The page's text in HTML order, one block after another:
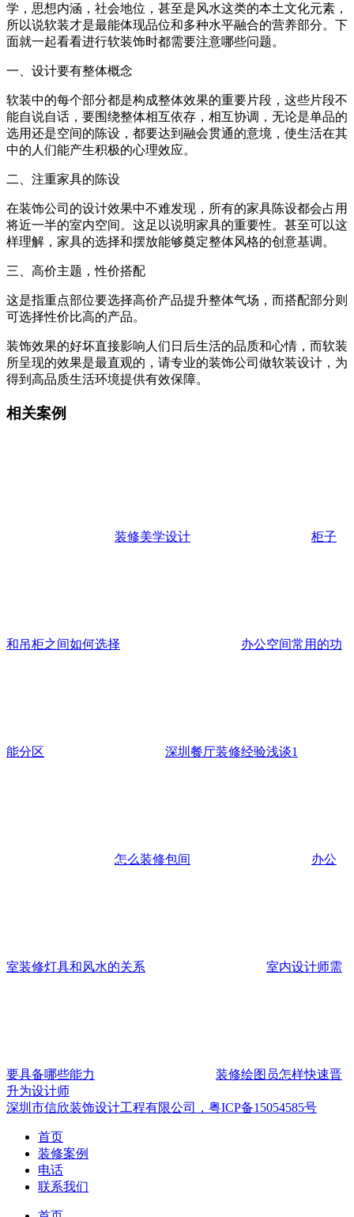
学，思想内涵，社会地位，甚至是风水这类的本土文化元素，
所以说软装才是最能体现品位和多种水平融合的营养部分。下
面就一起看看进行软装饰时都需要注意哪些问题。
一、设计要有整体概念
软装中的每个部分都是构成整体效果的重要片段，这些片段不
能自说自话，要围绕整体相互依存，相互协调，无论是单品的
选用还是空间的陈设，都要达到融会贯通的意境，使生活在其
中的人们能产生积极的心理效应。
二、注重家具的陈设
在装饰公司的设计效果中不难发现，所有的家具陈设都会占用
将近一半的室内空间。这足以说明家具的重要性。甚至可以这
样理解，家具的选择和摆放能够奠定整体风格的创意基调。
三、高价主题，性价搭配
这是指重点部位要选择高价产品提升整体气场，而搭配部分则
可选择性价比高的产品。
装饰效果的好坏直接影响人们日后生活的品质和心情，而软装
所呈现的效果是最直观的，请专业的装饰公司做软装设计，为
得到高品质生活环境提供有效保障。
相关案例
装修美学设计 柜子
和吊柜之间如何选择 办公空间常用的功
能分区 深圳餐厅装修经验浅谈1
怎么装修包间 办公
室装修灯具和风水的关系 室内设计师需
要具备哪些能力
装修绘图员怎样快速晋
升为设计师
深圳市信欣装饰设计工程有限公司，粤ICP备15054585号
首页
装修案例
电话
联系我们